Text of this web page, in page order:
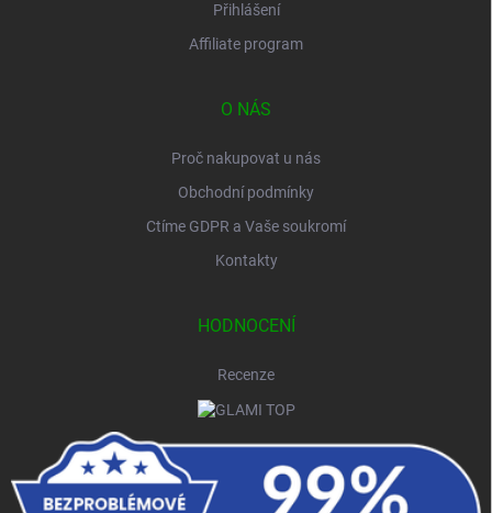
Přihlášení
Affiliate program
O NÁS
Proč nakupovat u nás
Obchodní podmínky
Ctíme GDPR a Vaše soukromí
Kontakty
HODNOCENÍ
Recenze